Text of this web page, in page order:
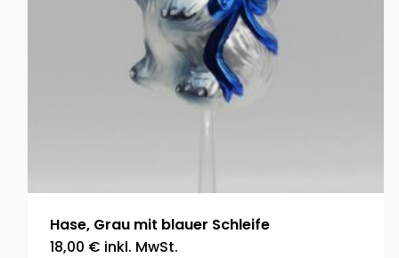
Hase, Grau mit blauer Schleife
18,00 € inkl. MwSt.